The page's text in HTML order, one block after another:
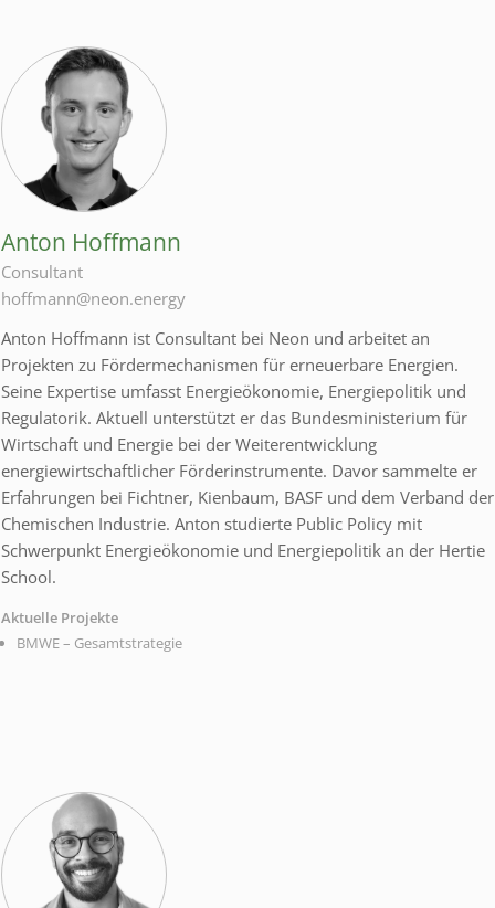
Anton Hoffmann
Consultant
hoffmann@neon.energy
Anton Hoffmann ist Consultant bei Neon und arbeitet an
Projekten zu Fördermechanismen für erneuerbare Energien.
Seine Expertise umfasst Energieökonomie, Energiepolitik und
Regulatorik. Aktuell unterstützt er das Bundesministerium für
Wirtschaft und Energie bei der Weiterentwicklung
energiewirtschaftlicher Förderinstrumente. Davor sammelte er
Erfahrungen bei Fichtner, Kienbaum, BASF und dem Verband der
Chemischen Industrie. Anton studierte Public Policy mit
Schwerpunkt Energieökonomie und Energiepolitik an der Hertie
School.
Aktuelle Projekte
BMWE – Gesamtstrategie